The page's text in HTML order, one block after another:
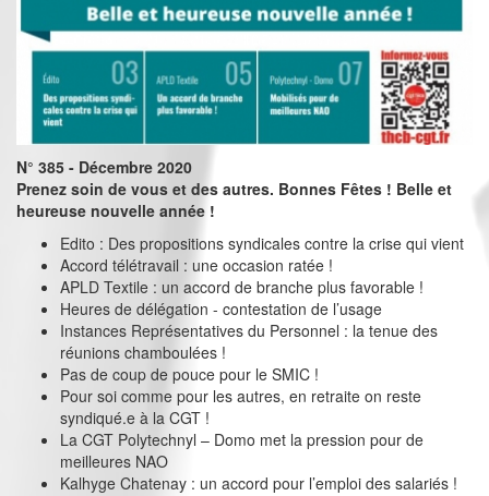
N° 385 - Décembre 2020
Prenez soin de vous et des autres. Bonnes Fêtes ! Belle et
heureuse nouvelle année !
Edito : Des propositions syndicales contre la crise qui vient
Accord télétravail : une occasion ratée !
APLD Textile : un accord de branche plus favorable !
Heures de délégation - contestation de l’usage
Instances Représentatives du Personnel : la tenue des
réunions chamboulées !
Pas de coup de pouce pour le SMIC !
Pour soi comme pour les autres, en retraite on reste
syndiqué.e à la CGT !
La CGT Polytechnyl – Domo met la pression pour de
meilleures NAO
Kalhyge Chatenay : un accord pour l’emploi des salariés !